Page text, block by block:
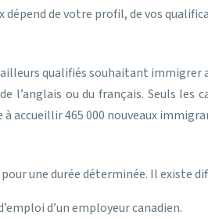
dépend de votre profil, de vos
qualifiés souhaitant immigrer
l’anglais ou du français. Seuls
accueillir 465 000 nouveaux
une durée déterminée. Il existe
d’un employeur canadien.